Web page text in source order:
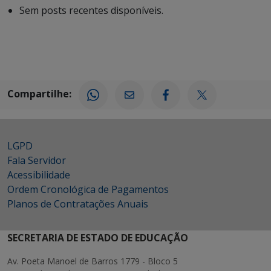
Sem posts recentes disponíveis.
Compartilhe:
LGPD
Fala Servidor
Acessibilidade
Ordem Cronológica de Pagamentos
Planos de Contratações Anuais
SECRETARIA DE ESTADO DE EDUCAÇÃO
Av. Poeta Manoel de Barros 1779 - Bloco 5